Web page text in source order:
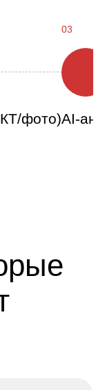
фото)
03
AI-